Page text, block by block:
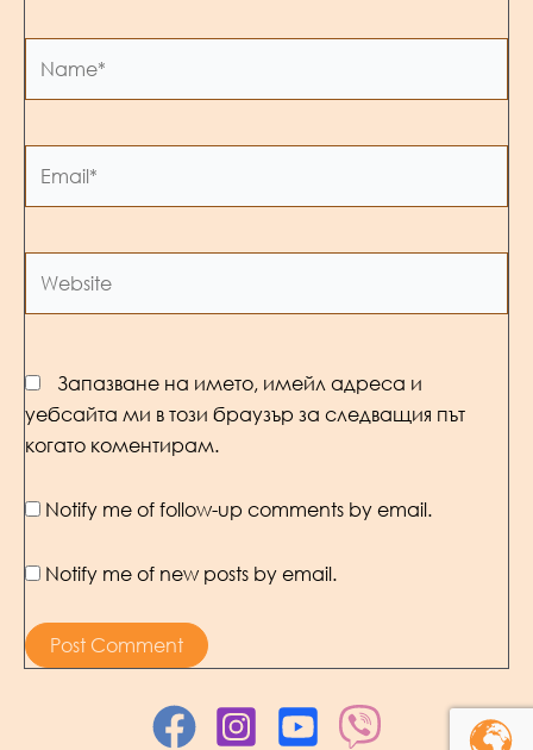
Запазване на името, имейл адреса и
уебсайта ми в този браузър за следващия път
когато коментирам.
Notify me of follow-up comments by email.
Notify me of new posts by email.